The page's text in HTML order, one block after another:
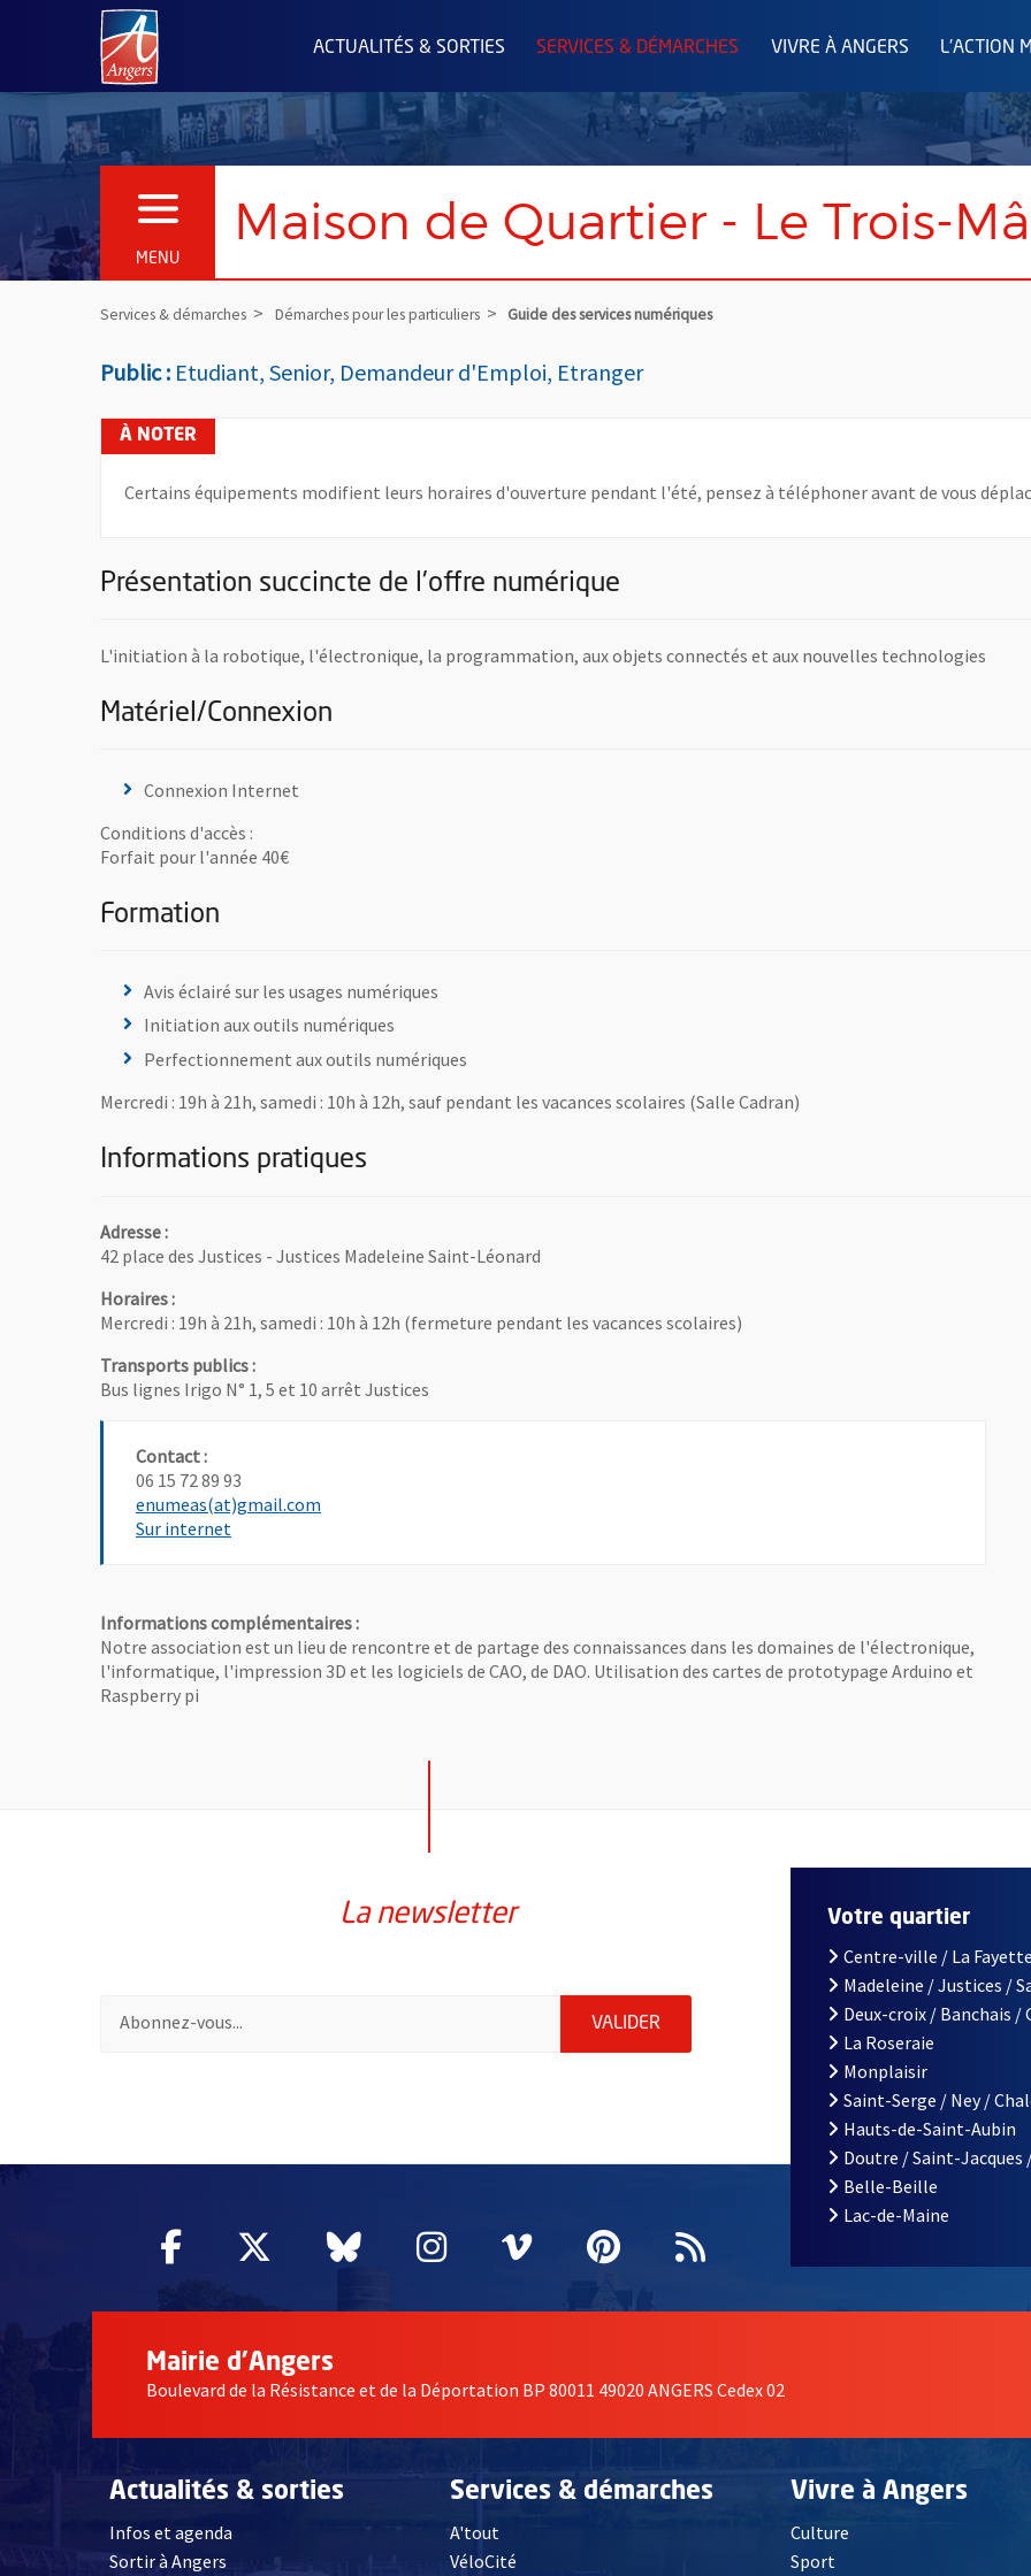
Angers.fr : Retour à l'accueil
ACTUALITÉS & SORTIES SERVICES & DÉMARCHES VIVRE À ANGERS L'ACTION
MENU
OUVRIR LE MENU Maison de Quartier - Le Trois-
Services & démarches Démarches pour les particuliers Guide des services numériques
Public : Etudiant, Senior, Demandeur d'Emploi, Etranger
Certains équipements modifient leurs horaires d'ouverture pendant l'été, pensez à téléphoner avant de vous
Présentation succincte de l'offre numérique
L'initiation à la robotique, l'électronique, la programmation, aux objets connectés et aux nouvelles technologies
Matériel/Connexion
Connexion Internet
Conditions d'accès :
Forfait pour l'année 40€
Formation
Avis éclairé sur les usages numériques
Initiation aux outils numériques
Perfectionnement aux outils numériques
Mercredi : 19h à 21h, samedi : 10h à 12h, sauf pendant les vacances scolaires (Salle Cadran)
Informations pratiques
Adresse :
42 place des Justices - Justices Madeleine Saint-Léonard
Horaires :
Mercredi : 19h à 21h, samedi : 10h à 12h (fermeture pendant les vacances scolaires)
Transports publics :
Bus lignes Irigo N° 1, 5 et 10 arrêt Justices
Contact :
06 15 72 89 93
enumeas(at)gmail.com
Sur internet
Informations complémentaires :
Notre association est un lieu de rencontre et de partage des connaissances dans les domaines de l'électronique,
l'informatique, l'impression 3D et les logiciels de CAO, de DAO. Utilisation des cartes de prototypage Arduino et
Raspberry pi
La newsletter
Pour vous inscrire à la lettre d'information de la ville d'Angers, indiquez votre email (champ obligatoire)
VALIDER ENVOYER MA DEMANDE D'INSCRIPTION À
Facebook
, Ouvre une nouvelle fenêtre
Twitter
, Ouvre une nouvelle fenêtre
Bluesky
, Ouvre une nouvelle fenêtre
Instagram
, Ouvre une nouvelle fenêtre
Vimeo
, Ouvre une nouvelle fenêtre
Pinterest
, Ouvre une nouvelle fenêtre
Flux RSS
Votre quartier
Centre-ville / La
Madeleine / Justices /
Deux-croix / Banchais /
La Roseraie
Monplaisir
Saint-Serge / Ney /
Hauts-de-Saint-Aubin
Doutre / Saint-Jacques
Belle-Beille
Lac-de-Maine
Mairie d'Angers
Boulevard de la Résistance et de la Déportation BP 80011 49020 ANGERS Cedex 02
Actualités & sorties
Infos et agenda
Sortir à Angers
Services & démarches
A'tout
VéloCité
Vivre à Angers
Culture
Sport